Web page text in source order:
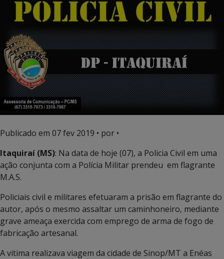
Publicado em 07 fev 2019 • por •
Itaquiraí (MS): Na data de hoje (07), a Policia Civil em uma
ação conjunta com a Polícia Militar prendeu em flagrante
M.A.S.
Policiais civil e militares efetuaram a prisão em flagrante do
autor, após o mesmo assaltar um caminhoneiro, mediante
grave ameaça exercida com emprego de arma de fogo de
fabricação artesanal.
A vitima realizava viagem da cidade de Sinop/MT a Enéas